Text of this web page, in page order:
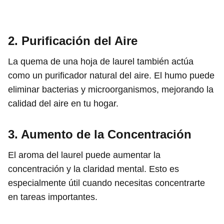
2. Purificación del Aire
La quema de una hoja de laurel también actúa
como un purificador natural del aire. El humo puede
eliminar bacterias y microorganismos, mejorando la
calidad del aire en tu hogar.
3. Aumento de la Concentración
El aroma del laurel puede aumentar la
concentración y la claridad mental. Esto es
especialmente útil cuando necesitas concentrarte
en tareas importantes.